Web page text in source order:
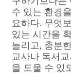
수 있는 환경
요하다. 무엇
있는 시간을
늘리고, 충분
교사나 독서
을 도울 수 있